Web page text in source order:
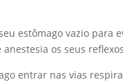
estômago vazio para
os seus
entrar nas vias